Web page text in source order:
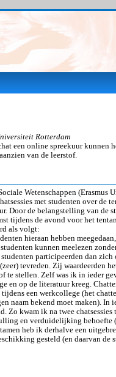
Rotterdam
een online spreekuur kunnen
van de leerstof.
Wetenschappen (Erasmus
met studenten over de
Door de belangstelling van de
tijdens de avond voor het
als volgt:
hieraan hebben
kunnen meelezen
participeerden dan zich
tevreden. Zij waardeerden
te stellen. Zelf was ik in ieder
en op de literatuur kreeg.
een werkcollege (het
naam bekend moet maken). In
Zo kwam ik na twee chatsessies
en verduidelijking behoefte
heb ik derhalve een
gesteld (en daarvan de